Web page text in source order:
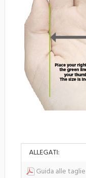
ALLEGATI:
Guida alle